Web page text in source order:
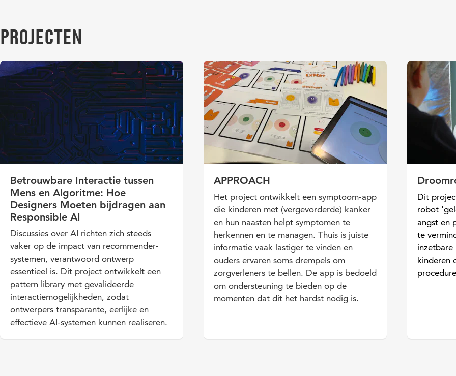
Projecten
Betrouwbare Interactie tussen
Mens en Algoritme: Hoe
Designers Moeten bijdragen aan
Responsible AI
Discussies over AI richten zich steeds
vaker op de impact van recommender­
systemen, verantwoord ontwerp
essentieel is. Dit project ontwikkelt een
pattern library met gevalideerde
interactiemogelijkheden, zodat
ontwerpers transparante, eerlijke en
effectieve AI-systemen kunnen realiseren.
APPROACH
Het project ontwikkelt een symptoom‑app
die kinderen met (vergevorderde) kanker
en hun naasten helpt symptomen te
herkennen en te managen. Thuis is juiste
informatie vaak lastiger te vinden en
ouders ervaren soms drempels om
zorgverleners te bellen. De app is bedoeld
om ondersteuning te bieden op de
momenten dat dit het hardst nodig is.
Dit
robot
angst en
te
kinderen